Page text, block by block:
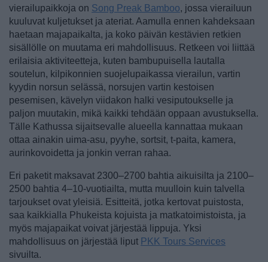
vierailupaikkoja on Song Preak Bamboo, jossa vierailuun
kuuluvat kuljetukset ja ateriat. Aamulla ennen kahdeksaan
haetaan majapaikalta, ja koko päivän kestävien retkien
sisällölle on muutama eri mahdollisuus. Retkeen voi liittää
erilaisia aktiviteetteja, kuten bambupuisella lautalla
soutelun, kilpikonnien suojelupaikassa vierailun, vartin
kyydin norsun selässä, norsujen vartin kestoisen
pesemisen, kävelyn viidakon halki vesiputoukselle ja
paljon muutakin, mikä kaikki tehdään oppaan avustuksella.
Tälle Kathussa sijaitsevalle alueella kannattaa mukaan
ottaa ainakin uima-asu, pyyhe, sortsit, t-paita, kamera,
aurinkovoidetta ja jonkin verran rahaa.
Eri paketit maksavat 2300–2700 bahtia aikuisilta ja 2100–
2500 bahtia 4–10-vuotiailta, mutta muulloin kuin talvella
tarjoukset ovat yleisiä. Esitteitä, jotka kertovat puistosta,
saa kaikkialla Phukeista kojuista ja matkatoimistoista, ja
myös majapaikat voivat järjestää lippuja. Yksi
mahdollisuus on järjestää liput PKK Tours Services
sivuilta.